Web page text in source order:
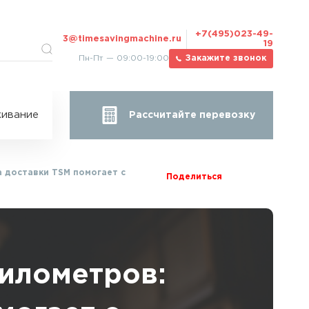
3@timesavingmachine.ru
+7(495)023-49-
19
Пн-Пт — 09:00-19:00
Закажите звонок
Рассчитайте перевозку
TSM помогает с
Поделиться